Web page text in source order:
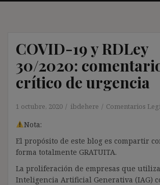
COVID-19 y RDLey
30/2020:
crítico de urgencia
1 octubre, 2020 ibdehere Comentarios
Nota:
El propósito de este blog es compartir
forma totalmente GRATUITA.
La proliferación de empresas que
Inteligencia Artificial Generativa (IAG)